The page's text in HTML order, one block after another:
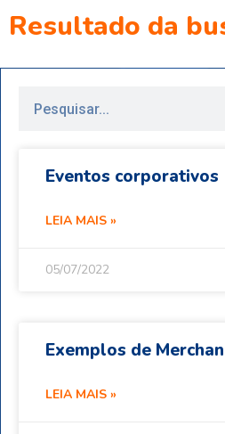
Resultado da
Eventos corporativos
LEIA MAIS »
05/07/2022
Exemplos de
LEIA MAIS »